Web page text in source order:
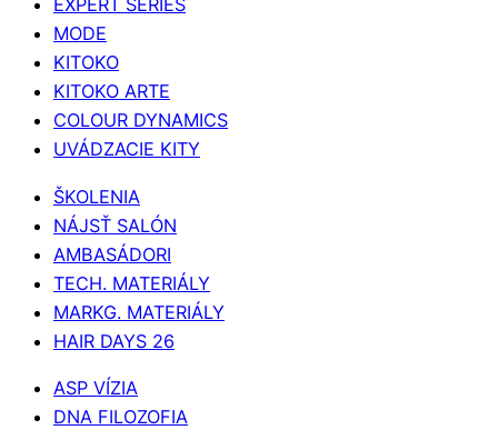
EXPERT SERIES
MODE
KITOKO
KITOKO ARTE
COLOUR DYNAMICS
UVÁDZACIE KITY
ŠKOLENIA
NÁJSŤ SALÓN
AMBASÁDORI
TECH. MATERIÁLY
MARKG. MATERIÁLY
HAIR DAYS 26
ASP VÍZIA
DNA FILOZOFIA